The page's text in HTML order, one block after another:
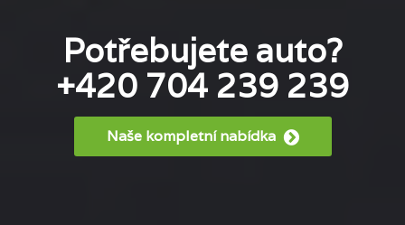
Potřebujete auto?
+420 704 239 239
Naše kompletní nabídka